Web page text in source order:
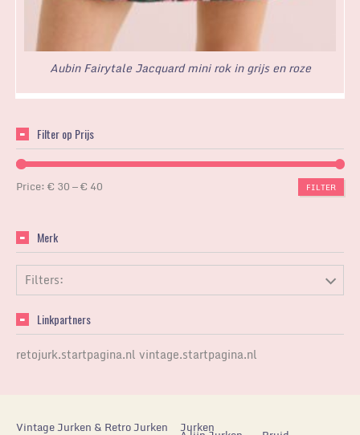
Aubin Fairytale Jacquard mini rok in grijs en roze
Filter op Prijs
FILTER
Price:€ 30—€ 40
Merk
Filters:
Linkpartners
retojurk.startpagina.nl vintage.startpagina.nl
Vintage Jurken & Retro Jurken
Jurken